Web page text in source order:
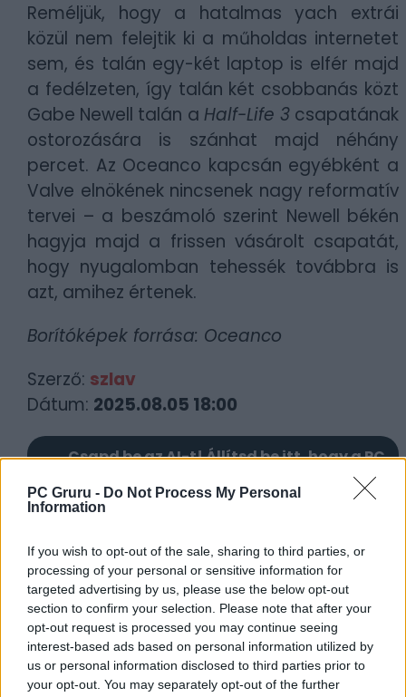
PC Gruru - Do Not Process My Personal
Information
If you wish to opt-out of the sale, sharing to third parties, or
processing of your personal or sensitive information for
targeted advertising by us, please use the below opt-out
section to confirm your selection. Please note that after your
opt-out request is processed you may continue seeing
interest-based ads based on personal information utilized by
us or personal information disclosed to third parties prior to
your opt-out. You may separately opt-out of the further
Reméljük, hogy a hatalmas yach extrái
közül nem felejtik ki a műholdas internetet
sem, és talán egy-két laptop is elfér majd
a fedélzeten, így talán két csobbanás közt
Gabe Newell talán a Half-Life 3csapatának
ostorozására is szánhat majd néhány
percet. Az Oceanco kapcsán egyébként a
Valve elnökének nincsenek nagy reformatív
tervei – a beszámoló szerint Newell békén
hagyja majd a frissen vásárolt csapatát,
hogy nyugalomban tehessék továbbra is
azt, amihez értenek.
Borítóképek forrása: Oceanco
Szerző: szlav
Dátum: 2025.08.05 18:00
Csapd be az AI-t! Állítsd be itt, hogy a PC
Guru tartalmairól véletlenül se maradj le
a Google-ben.
KAPCSOLÓDÓ HÍREK
Digitális arcképcsarnok: Gabe Newell – Aki
a videójátékok miatt hagyta ott a
Microsoftot
A Portal 2 legsötétebb titkai, és Gabe
Newell 2011-es szavai magyarul